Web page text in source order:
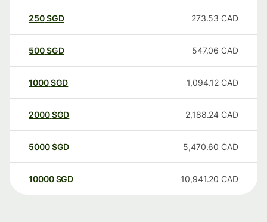
250SGD 273.53 CAD
500SGD 547.06 CAD
1000SGD 1,094.12 CAD
2000SGD 2,188.24 CAD
5000SGD 5,470.60 CAD
10000 SGD 10,941.20 CAD